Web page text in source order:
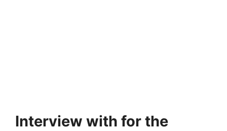
Interview with for the